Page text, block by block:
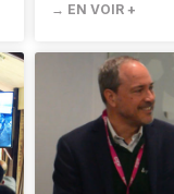
→ EN VOIR +